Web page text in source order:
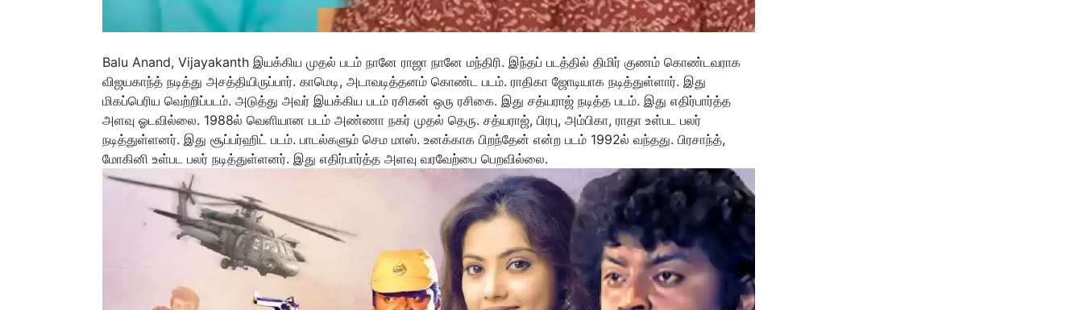
Balu Anand, Vijayakanth இயக்கிய முதல் படம் நானே ராஜா நானே மந்திரி. இந்தப் படத்தில் திமிர் குணம் கொண்டவராக
விஜயகாந்த் நடித்து அசத்தியிருப்பார். காமெடி, அடாவடித்தனம் கொண்ட படம். ராதிகா ஜோடியாக நடித்துள்ளார். இது
மிகப்பெரிய வெற்றிப்படம். அடுத்து அவர் இயக்கிய படம் ரசிகன் ஒரு ரசிகை. இது சத்யராஜ் நடித்த படம். இது எதிர்பார்த்த
அளவு ஓடவில்லை. 1988ல் வெளியான படம் அண்ணா நகர் முதல் தெரு. சத்யராஜ், பிரபு, அம்பிகா, ராதா உள்பட பலர்
நடித்துள்ளனர். இது சூப்பர்ஹிட் படம். பாடல்களும் செம மாஸ். உனக்காக பிறந்தேன் என்ற படம் 1992ல் வந்தது. பிரசாந்த்,
மோகினி உள்பட பலர் நடித்துள்ளனர். இது எதிர்பார்த்த அளவு வரவேற்பை பெறவில்லை.